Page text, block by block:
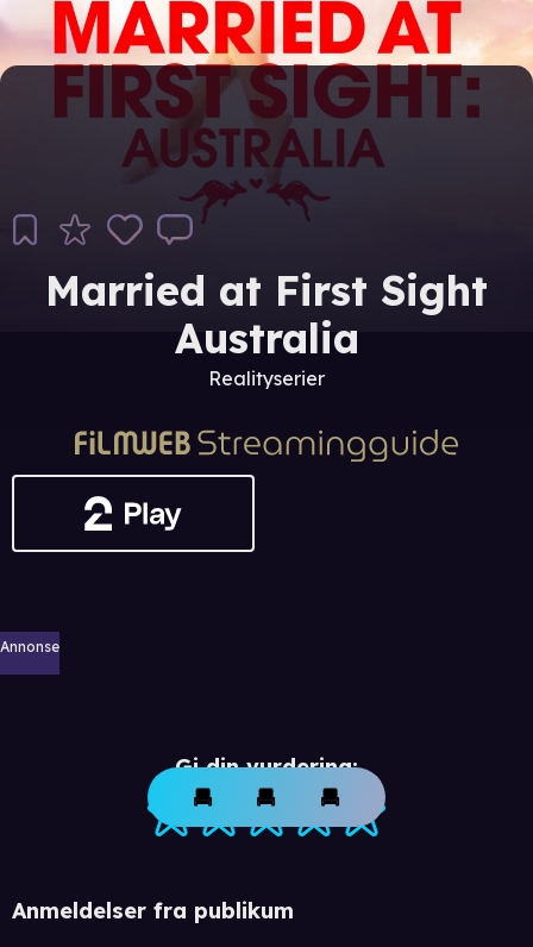
Married at First Sight
Australia
Realityserier
Annonse
Gi din vurdering:
Anmeldelser fra publikum